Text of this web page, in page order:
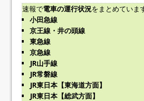
速報で電車の運行状況をまとめていま
小田急線
京王線・井の頭線
東急線
京急線
JR山手線
JR常磐線
JR東日本【東海道方面】
JR東日本【総武方面】